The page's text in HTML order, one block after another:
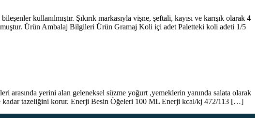
kullanılmıştır. Şıkırık markasıyla vişne, şeftali, kayısı ve karışık olarak 4
Ürün Ambalaj Bilgileri Ürün Gramaj Koli içi adet Paletteki koli adeti 1/5
arasında yerini alan geleneksel süzme yoğurt ,yemeklerin yanında salata olarak
kadar tazeliğini korur. Enerji Besin Öğeleri 100 ML Enerji kcal/kj 472/113 […]